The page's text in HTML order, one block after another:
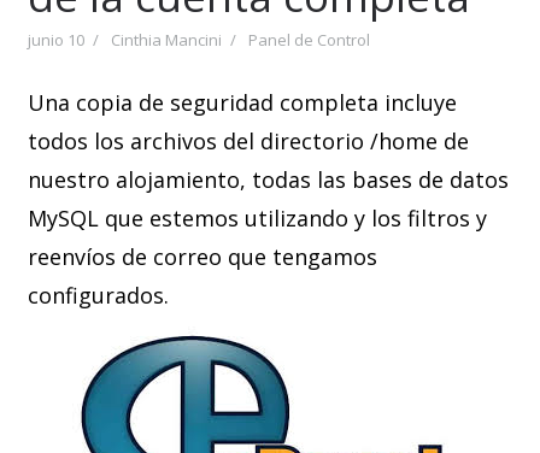
junio 10 Cinthia Mancini Panel de Control
Una copia de seguridad completa incluye
todos los archivos del directorio /home de
nuestro alojamiento, todas las bases de datos
MySQL que estemos utilizando y los filtros y
reenvíos de correo que tengamos
configurados.